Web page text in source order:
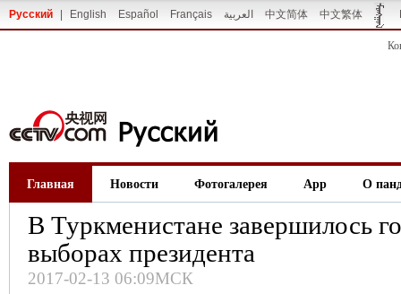
Русский English Español Français العربية 中文简体 中文繁体
Главная Новости Фотогалерея App О
В Туркменистане завершилось
выборах президента
2017-02-13 06:09МСК